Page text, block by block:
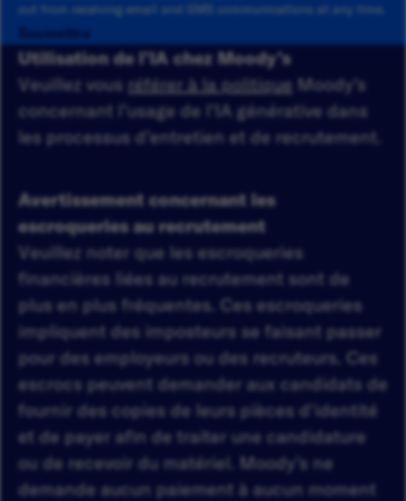
out from receiving email and SMS communications at any time.
Soumettre
Utilisation de l’IA chez Moody’s
Veuillez vous référer à la politique Moody’s
concernant l’usage de l’IA générative dans
les processus d’entretien et de recrutement.
Avertissement concernant les
escroqueries au recrutement
Veuillez noter que les escroqueries
financières liées au recrutement sont de
plus en plus fréquentes. Ces escroqueries
impliquent des imposteurs se faisant passer
pour des employeurs ou des recruteurs. Ces
escrocs peuvent demander aux candidats de
fournir des copies de leurs pièces d'identité
et de payer afin de traiter une candidature
ou de recevoir du matériel. Moody’s ne
demande aucun paiement à aucun moment